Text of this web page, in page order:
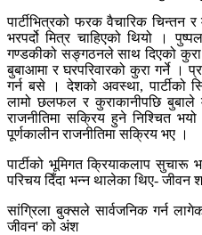
पार्टीभित्रको फरक वैचारिक चिन्तन
भरपर्दो मित्र चाहिएको थियो ।
गण्डकीको सङ्गठनले साथ दिएको
बुबाआमा र घरपरिवारको कुरा गर्ने ।
गर्न बसे । देशको अवस्था, पार्टीको
लामो छलफल र कुराकानीपछि बुबाले
राजनीतिमा सक्रिय हुने निश्चित
पूर्णकालीन राजनीतिमा सक्रिय भए ।
पार्टीको भूमिगत क्रियाकलाप
परिचय दिँदा भन्न थालेका थिए- जीवन
सांग्रिला बुक्सले सार्वजनिक गर्न
जीवन' को अंश